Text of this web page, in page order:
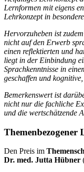
Lernformen mit eigens
Lehrkonzept in
Hervorzuheben ist
nicht auf den Erwerb
einen reflektierten und
liegt in der Einbindung
Sprachkenntnisse in
geschaffen und
Bemerkenswert ist
nicht nur die fachliche
und die wertschätzende
Themenbezogener
Den Preis im
Dr. med. Jutta Hübner